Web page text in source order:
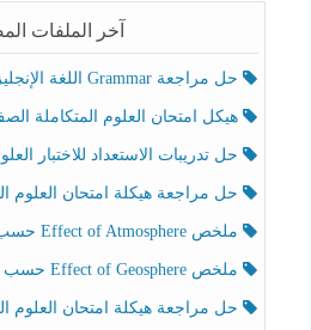
آخر الملفات
حل مراجعة Grammar اللغة الإنجليزية الصف الخامس الفصل الثالث
هيكل امتحان العلوم المتكاملة الصف الخامس عام
حل تدريبات الاستعداد للاختبار العلوم
حل مراجعة هيكلة امتحان العلوم المتكاملة
ملخص Effect of Atmosphere حسب الهيكل الوزاري العلوم المتكاملة الصف الخامس انسبير الفصل الثالث
ملخص Effect of Geosphere حسب الهيكل الوزاري العلوم المتكاملة الصف الخامس انسبير الفصل الثالث
حل مراجعة هيكلة امتحان العلوم المتكاملة